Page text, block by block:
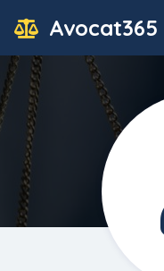
Avocat365